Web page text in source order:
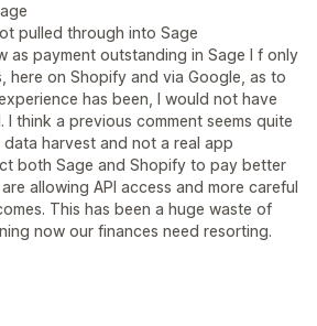
pulled through into Sage
as payment outstanding in Sage I f only
here on Shopify and via Google, as to
has been, I would not have
I think a previous comment seems quite
harvest and not a real app
both Sage and Shopify to pay better
allowing API access and more careful
This has been a huge waste of
now our finances need resorting.